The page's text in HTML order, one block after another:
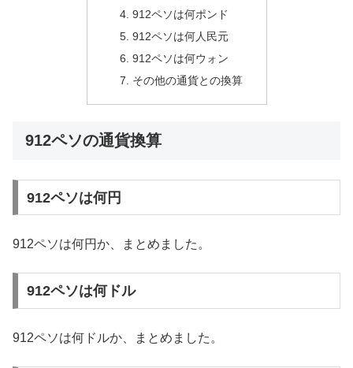
912ペソは何ポンド
912ペソは何人民元
912ペソは何ウォン
その他の通貨との換算
912ペソの通貨換算
912ペソは何円
912ペソは何円か、まとめました。
912ペソは何ドル
912ペソは何ドルか、まとめました。